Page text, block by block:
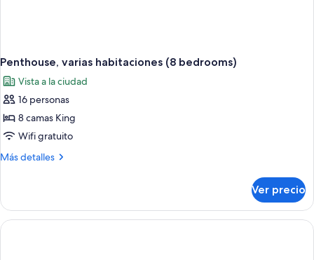
Penthouse, varias habitaciones (8 bedrooms)
Vista a la ciudad
16 personas
8 camas King
Wifi gratuito
Más detalles
Más
varias
habitaciones
(8
Ver precio